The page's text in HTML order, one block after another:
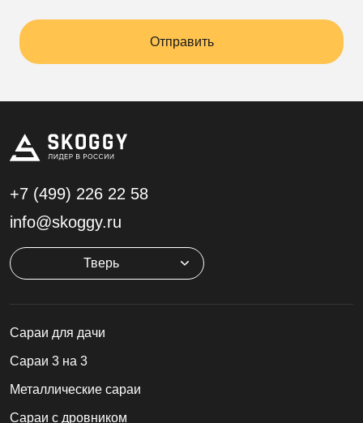
Отправить
+7 (499) 226 22 58
info@skoggy.ru
Тверь
Cараи для дачи
Сараи 3 на 3
Металлические сараи
Сараи с дровником